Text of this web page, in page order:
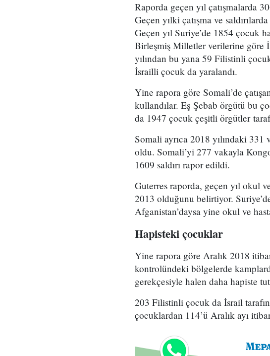
Raporda geçen yıl çatışmalarda
Geçen yılki çatışma ve
Geçen yıl Suriye’de 1854 çocuk
Birleşmiş Milletler verilerine göre
yılından bu yana 59 Filistinli
İsrailli çocuk da yaralandı.
Yine rapora göre Somali’de
kullandılar. Eş Şebab örgütü bu
da 1947 çocuk çeşitli örgütler
Somali ayrıca 2018 yılındaki
oldu. Somali’yi 277 vakayla
1609 saldırı rapor edildi.
Guterres raporda, geçen yıl okul
2013 olduğunu belirtiyor.
Afganistan’daysa yine okul ve
Hapisteki çocuklar
Yine rapora göre Aralık 2018
kontrolündeki bölgelerde
gerekçesiyle halen daha hapiste
203 Filistinli çocuk da İsrail
çocuklardan 114’ü Aralık ayı